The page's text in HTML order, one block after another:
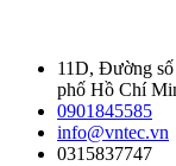
11D, Đường
phố Hồ Chí
0901845585
info@vntec.vn
0315837747